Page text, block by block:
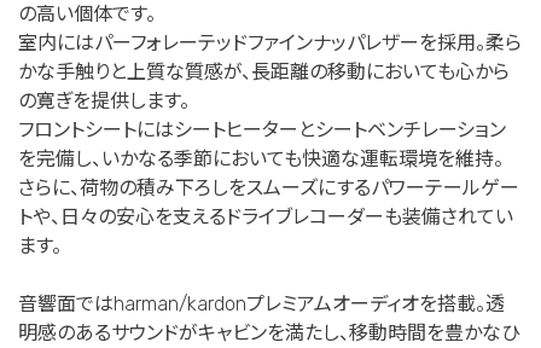
の高い個体です。
室内にはパーフォレーテッドファインナッパレザーを採用。柔ら
かな手触りと上質な質感が、長距離の移動においても心から
の寛ぎを提供します。
フロントシートにはシートヒーターとシートベンチレーション
を完備し、いかなる季節においても快適な運転環境を維持。
さらに、荷物の積み下ろしをスムーズにするパワーテールゲー
トや、日々の安心を支えるドライブレコーダーも装備されてい
ます。
音響面ではharman/kardonプレミアムオーディオを搭載。透
明感のあるサウンドがキャビンを満たし、移動時間を豊かなひ